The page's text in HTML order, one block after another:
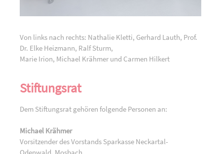
Von links nach rechts: Nathalie Kletti, Gerhard Lauth, Prof.
Dr. Elke Heizmann, Ralf Sturm,
Marie Irion, Michael Krähmer und Carmen Hilkert
Stiftungsrat
Dem Stiftungsrat gehören folgende Personen an:
Michael Krähmer
Vorsitzender des Vorstands Sparkasse Neckartal-